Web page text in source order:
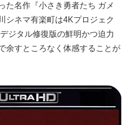
た名作『小さき勇者たち ガメ
シネマ有楽町は4Kプロジェク
ジタル修復版の鮮明かつ迫力
余すところなく体感することが